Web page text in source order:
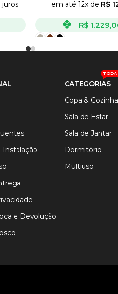
juros em até 12x de R$
R$
VER OPÇÕES
e Devolução
CATEGORIAS
TODA
Copa & Cozinha
Sala de Estar
Sala de Jantar
Dormitório
Multiuso